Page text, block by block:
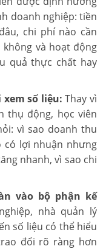
doanh nghiệp: tiền
chi phí nào cần
và hoạt động
quả thực chất hay
số liệu: Thay vì
thụ động, học viên
vì sao doanh thu
có lợi nhuận nhưng
nhanh, vì sao chi
vào bộ phận kế
nhà quản lý
số liệu có thể hiểu
đổi rõ ràng hơn